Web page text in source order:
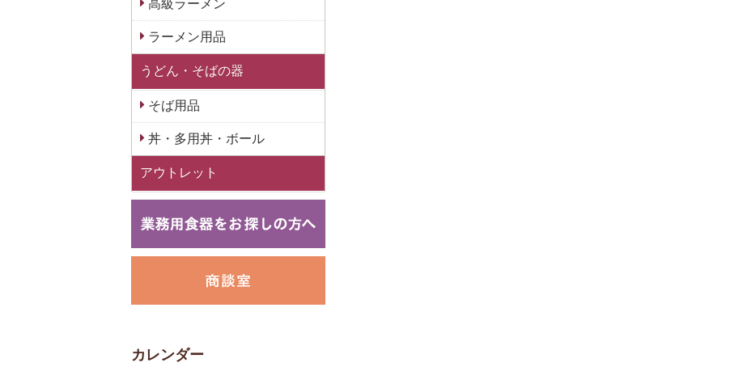
高級ラーメン
ラーメン用品
うどん・そばの器
そば用品
丼・多用丼・ボール
アウトレット
カレンダー